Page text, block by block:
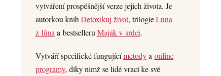
vytváření prospěšnější verze jejich života. Je
autorkou knihDetoxikuj život, trilogieLuna
z lůnaa bestselleruMaják v srdci.
Vytváří specifické fungujícímetodya online
programy, díky nimž se lidé vrací ke své